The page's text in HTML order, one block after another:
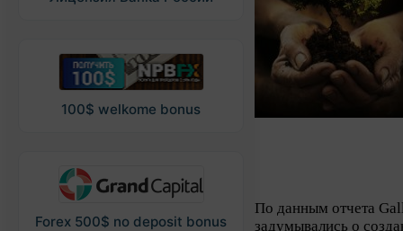
100$ welkome bonus
Forex 500$ no deposit bonus
По данным отчета
задумывались о